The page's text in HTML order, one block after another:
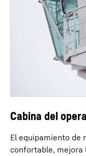
Cabina del
El equipamiento de
confortable, mejora